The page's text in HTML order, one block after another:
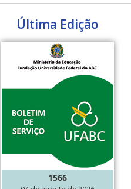
Última Edição
1566